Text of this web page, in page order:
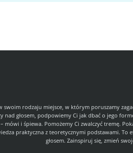
rodzaju miejsce, w którym poruszamy
głosem, podpowiemy Ci jak dbać o jego
i śpiewa. Pomożemy Ci zwalczyć tremę.
praktyczna z teoretycznymi podstawami. To
głosem. Zainspiruj się, zmień